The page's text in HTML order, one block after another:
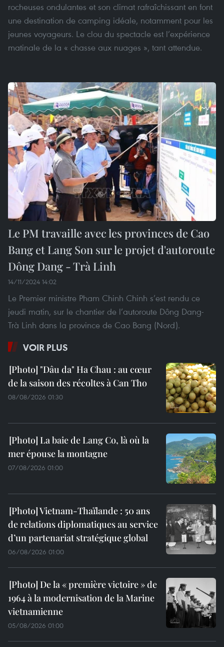
rocheuses ondulantes et son climat rafraîchissant en font
une destination de camping idéale, notamment pour les
jeunes voyageurs. Le clou du spectacle est l’expérience
matinale de la « chasse aux nuages », tant attendue.
Le PM travaille avec les provinces de Cao
Bang et Lang Son sur le projet d'autoroute
Dông Dang - Trà Linh
14/11/2024 14:02
Le Premier ministre Pham Chinh Chinh s’est rendu ce
jeudi matin, sur le chantier de l’autoroute Dông Dang-
Trà Linh dans la province de Cao Bang (Nord).
VOIR PLUS
"Dâu da" Ha Chau : au cœur
de la saison des récoltes à Can Tho
08/08/2026 01:30
La baie de Lang Co, là où la
mer épouse la montagne
07/08/2026 01:00
Vietnam-Thaïlande : 50 ans
de relations diplomatiques au service
d’un partenariat stratégique global
06/08/2026 01:00
De la « première victoire » de
1964 à la modernisation de la Marine
vietnamienne
05/08/2026 01:00